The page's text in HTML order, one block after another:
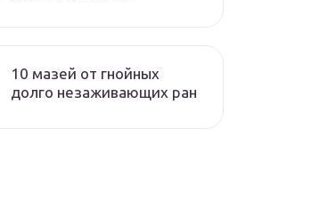
10 мазей от гнойных
долго незаживающих ран